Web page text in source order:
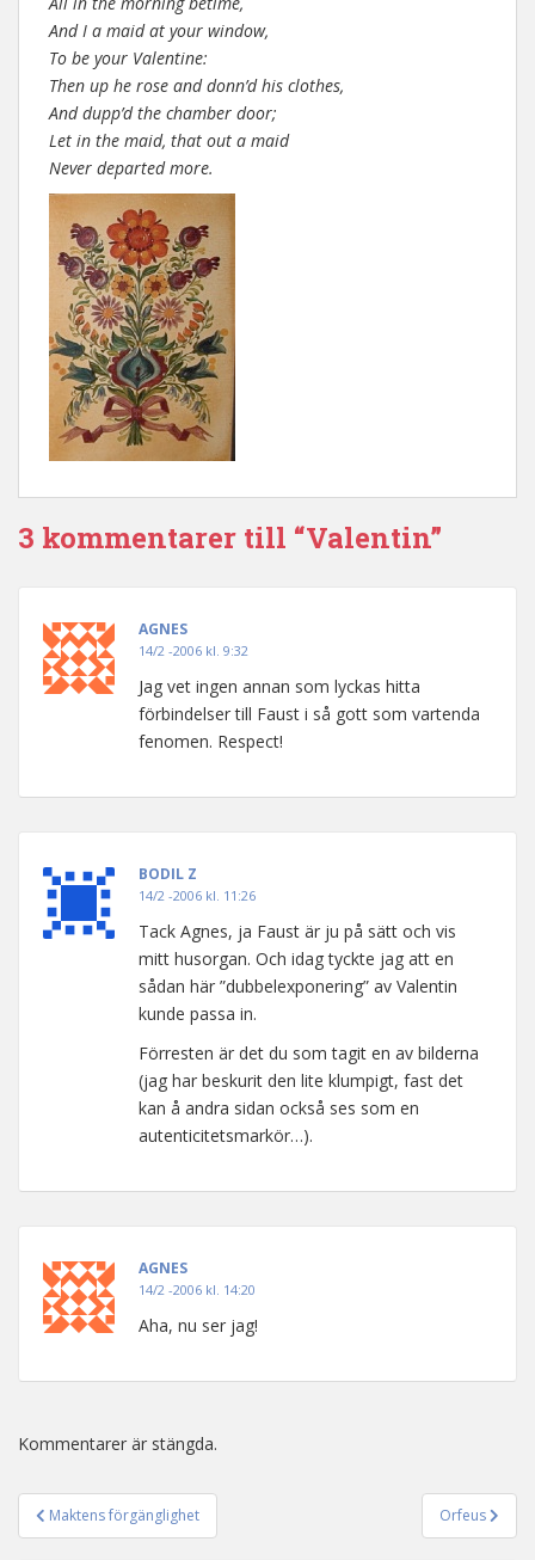
And I a maid at your window,
To be your Valentine:
Then up he rose and donn’d his clothes,
And dupp’d the chamber door;
Let in the maid, that out a maid
Never departed more.
3 kommentarer till “Valentin”
AGNES
14/2 -2006 kl. 9:32
Jag vet ingen annan som lyckas hitta
förbindelser till Faust i så gott som vartenda
fenomen. Respect!
BODIL Z
14/2 -2006 kl. 11:26
Tack Agnes, ja Faust är ju på sätt och vis
mitt husorgan. Och idag tyckte jag att en
sådan här ”dubbelexponering” av Valentin
kunde passa in.
Förresten är det du som tagit en av bilderna
(jag har beskurit den lite klumpigt, fast det
kan å andra sidan också ses som en
autenticitetsmarkör…).
AGNES
14/2 -2006 kl. 14:20
Aha, nu ser jag!
Kommentarer är stängda.
Inläggsnavigering
Maktens förgänglighet Orfeus